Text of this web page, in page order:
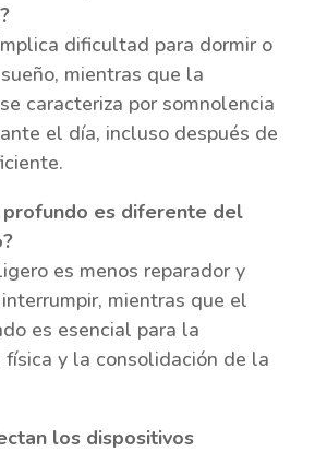
dificultad para dormir o
mientras que la
caracteriza por somnolencia
el día, incluso después de
profundo es diferente del
es menos reparador y
mientras que el
es esencial para la
física y la consolidación de la
los dispositivos